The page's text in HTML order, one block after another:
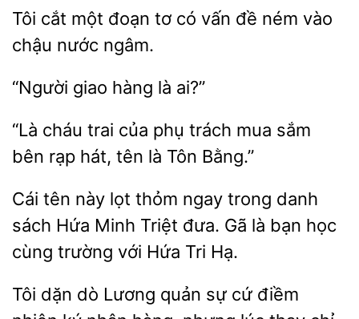
Tôi cắt một đoạn tơ vấn đề
vào
nước ngâm.
hàng là
“Là cháu
của phụ trách mua sắm
hát, tên là Tôn Bằng.”
Cái tên
lọt thỏm ngay trong danh
sách Hứa Minh Triệt đưa. Gã là
học
cùng trường
Hứa Tri Hạ.
Tôi dặn dò Lương quản sự cứ